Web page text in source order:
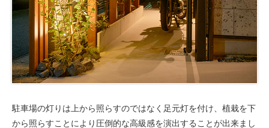
駐車場の灯りは上から照らすのではなく足元灯を付け、植栽を下
から照らすことにより圧倒的な高級感を演出することが出来まし